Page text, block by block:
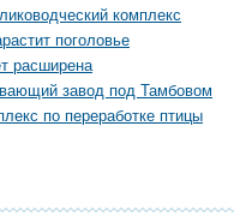
комплекс
поголовье
расширена
завод под Тамбовом
по переработке птицы